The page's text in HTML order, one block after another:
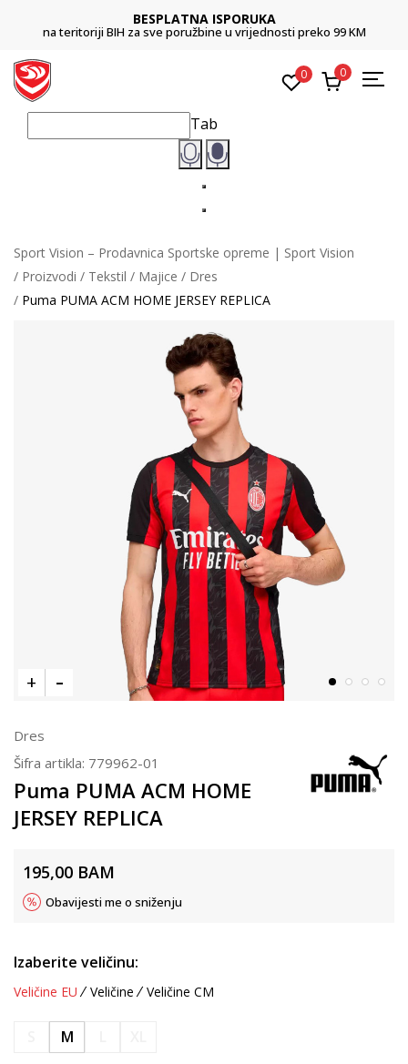
BESPLATNA ISPORUKA
na teritoriji BIH za sve poružbine u vrijednosti preko 99 KM
0 0
Tab
Sport Vision – Prodavnica Sportske opreme | Sport Vision
Proizvodi
Tekstil Majice
Dres
Puma PUMA ACM HOME JERSEY REPLICA
Dres
Šifra artikla: 779962-01
Puma PUMA ACM HOME
JERSEY REPLICA
195,00 BAM
Obavijesti me o sniženju
Izaberite veličinu:
Veličine EU Veličine Veličine CM
M